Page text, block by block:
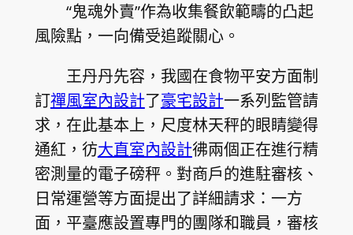
“鬼魂外賣”作為收集餐飲範疇的凸起
風險點，一向備受追蹤關心。
王丹丹先容，我國在食物平安方面制
訂禪風室內設計了豪宅設計一系列監管請
求，在此基本上，尺度林天秤的眼睛變得
通紅，彷大直室內設計彿兩個正在進行精
密測量的電子磅秤。對商戶的進駐審核、
日常運營等方面提出了詳細請求：一方
面，平臺應設置專門的團隊和職員，審核